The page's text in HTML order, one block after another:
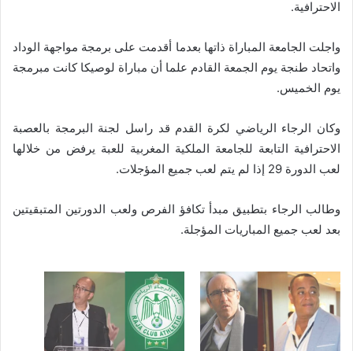
الاحترافية.
واجلت الجامعة المباراة ذاتها بعدما أقدمت على برمجة مواجهة الوداد
واتحاد طنجة يوم الجمعة القادم علما أن مباراة لوصيكا كانت مبرمجة
يوم الخميس.
وكان الرجاء الرياضي لكرة القدم قد راسل لجنة البرمجة بالعصبة
الاحترافية التابعة للجامعة الملكية المغربية للعبة يرفض من خلالها
لعب الدورة 29 إذا لم يتم لعب جميع المؤجلات.
وطالب الرجاء بتطبيق مبدأ تكافؤ الفرص ولعب الدورتين المتبقيتين
بعد لعب جميع المباريات المؤجلة.